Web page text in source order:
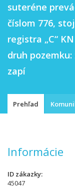
suteréne
číslom 776,
registra „C“
druh
zapí
Prehľad
Informácie
ID zákazky
45047